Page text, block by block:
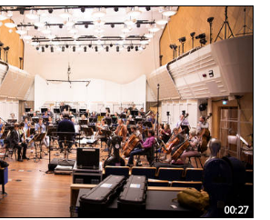
00:27